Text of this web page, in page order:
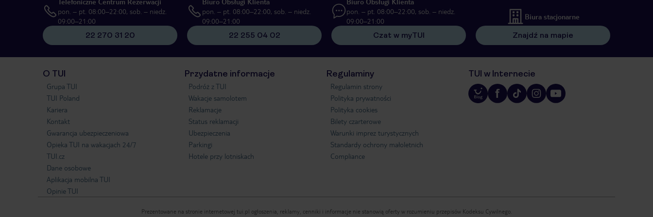
pon. – pt. 08:00–22:00, sob. – niedz.
09:00–21:00
22 270 31 20
pon. – pt. 08:00–22:00, sob. – niedz.
09:00–21:00
22 255 04 02
pon. – pt. 08:00–22:00, sob. – niedz.
09:00–21:00
Czat w myTUI
Biura stacjonarne
Znajdź na mapie
O TUI
Grupa TUI
TUI Poland
Kariera
Kontakt
Gwarancja ubezpieczeniowa
Opieka TUI na wakacjach 24/7
TUI.cz
Dane osobowe
Aplikacja mobilna TUI
Opinie TUI
Przydatne informacje
Podróż z TUI
Wakacje samolotem
Reklamacje
Status reklamacji
Ubezpieczenia
Parkingi
Hotele przy lotniskach
Regulaminy
Regulamin strony
Polityka prywatności
Polityka cookies
Bilety czarterowe
Warunki imprez turystycznych
Standardy ochrony małoletnich
Compliance
TUI w Internecie
Prezentowane na stronie internetowej tui.pl ogłoszenia, reklamy, cenniki i informacje nie stanowią oferty w rozumieniu przepisów Kodeksu Cywilnego.